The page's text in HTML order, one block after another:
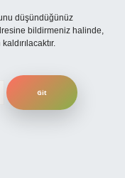
düşündüğünüz
bildirmeniz halinde,